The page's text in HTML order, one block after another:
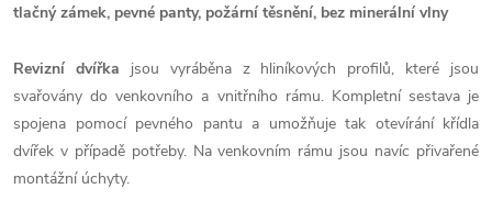
tlačný zámek, pevné panty, požární těsnění, bez minerální vlny
Revizní dvířka jsou vyráběna z hliníkových profilů, které jsou
svařovány do venkovního a vnitřního rámu. Kompletní sestava je
spojena pomocí pevného pantu a umožňuje tak otevírání křídla
dvířek v případě potřeby. Na venkovním rámu jsou navíc přivařené
montážní úchyty.